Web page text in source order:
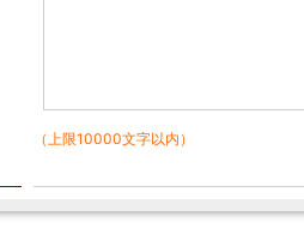
（上限10000文字以内）